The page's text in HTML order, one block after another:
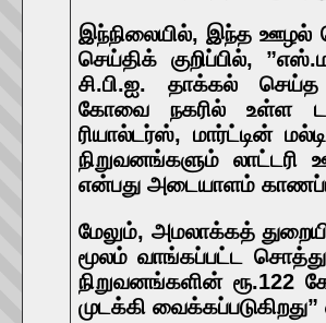
இந்நிலையில், இந்த ஊழல்
செய்திக் குறிப்பில்,
சி.பி.ஐ. தாக்கல் செய்த
கோவை நகரில் உள்ள
ரியால்டர்ஸ், மார்ட்டின்
நிறுவனங்களும்
என்பது அடையாளம்
மேலும், அமலாக்கத்
மூலம் வாங்கப்பட்ட
நிறுவனங்களின் ரூ.122
முடக்கி